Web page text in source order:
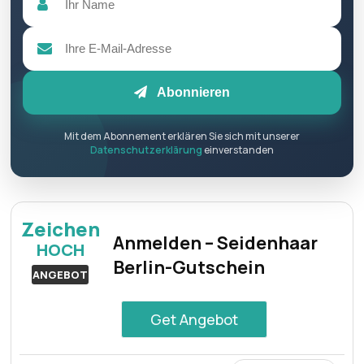
Abonnieren
Mit dem Abonnement erklären Sie sich mit unserer
Datenschutzerklärung einverstanden
Zeichen
HOCH
ANGEBOT
Anmelden – Seidenhaar
Berlin-Gutschein
Get Angebot